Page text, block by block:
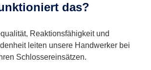
das?
Reaktionsfähigkeit und
leiten unsere Handwerker bei
Schlossereinsätzen.